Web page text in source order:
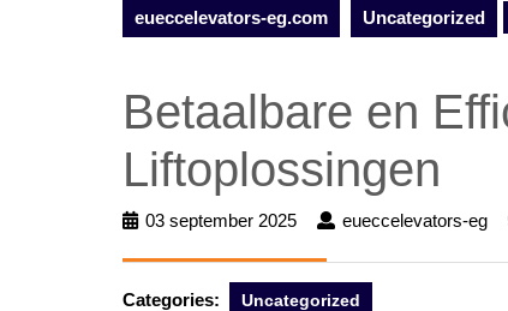
eueccelevators-eg.com Uncategorized
Betaalbare en
Liftoplossingen
03 september 2025
03
eueccelevators-eg
Categories: Uncategorized